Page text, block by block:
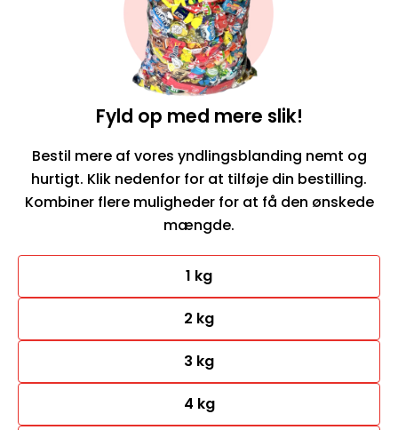
Fyld op med mere slik!
Bestil mere af vores yndlingsblanding nemt og
hurtigt. Klik nedenfor for at tilføje din bestilling.
Kombiner flere muligheder for at få den ønskede
mængde.
1 kg
2 kg
3 kg
4 kg